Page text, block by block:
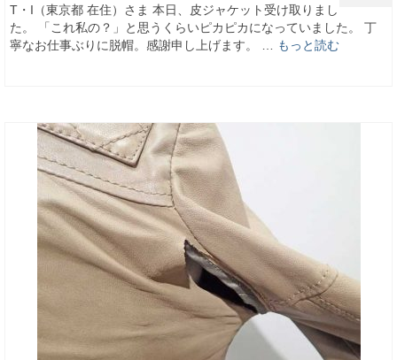
T・I（東京都 在住）さま 本日、皮ジャケット受け取りまし
た。 「これ私の？」と思うくらいピカピカになっていました。 丁
寧なお仕事ぶりに脱帽。感謝申し上げます。 …
もっと読む